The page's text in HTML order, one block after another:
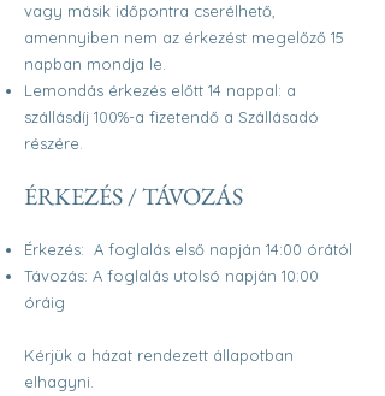
vagy másik időpontra cserélhető,
amennyiben nem az érkezést megelőző 15
napban mondja le.
Lemondás érkezés előtt 14 nappal: a
szállásdíj 100%-a fizetendő a Szállásadó
részére.
ÉRKEZÉS / TÁVOZÁS
Érkezés: A foglalás első napján 14:00 órától
Távozás: A foglalás utolsó napján 10:00
óráig
Kérjük a házat rendezett állapotban
elhagyni.